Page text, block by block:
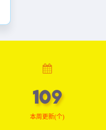
109
本周更新(个)